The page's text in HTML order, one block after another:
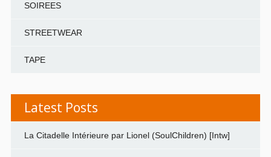
SOIREES
STREETWEAR
TAPE
Latest Posts
La Citadelle Intérieure par Lionel (SoulChildren) [Intw]